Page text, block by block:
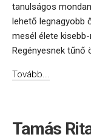
tanulságos
lehető legnagyobb
mesél élete
Regényesnek tűnő
Tovább...
Tamás